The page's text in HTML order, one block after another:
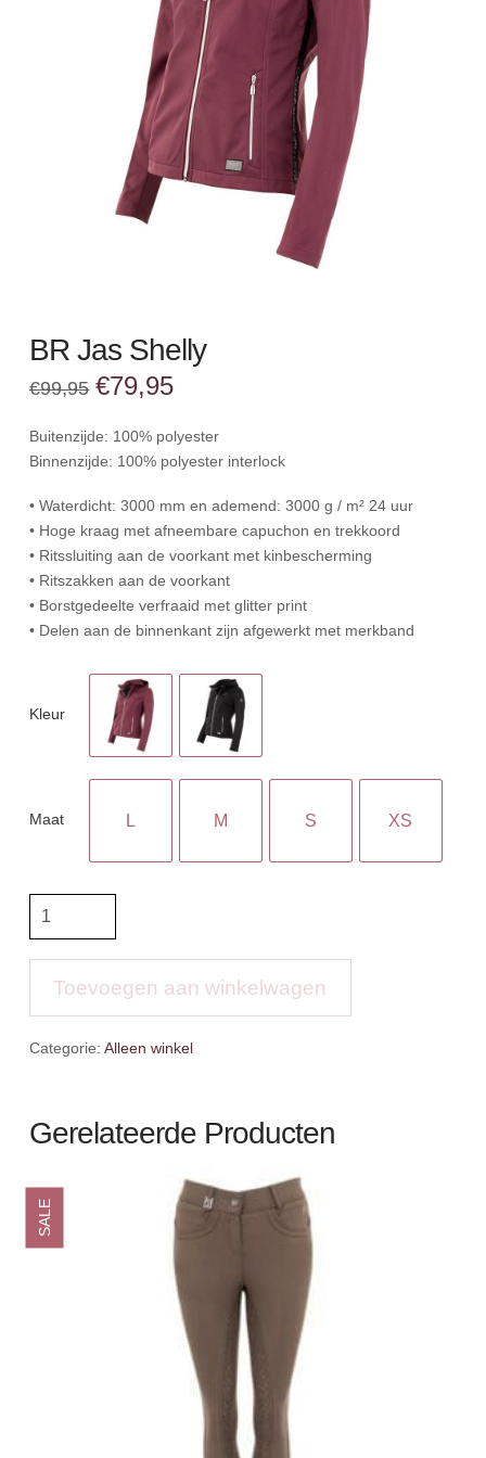
BR Jas Shelly
€99,95 Oorspronkelijke
prijs
€99,95.
€79,95
€79,95.
Buitenzijde: 100% polyester
Binnenzijde: 100% polyester interlock
• Waterdicht: 3000 mm en ademend: 3000 g / m² 24 uur
• Hoge kraag met afneembare capuchon en trekkoord
• Ritssluiting aan de voorkant met kinbescherming
• Ritszakken aan de voorkant
• Borstgedeelte verfraaid met glitter print
• Delen aan de binnenkant zijn afgewerkt met merkband
Kleur
Maat L M S XS
aantalToevoegen aan winkelwagen
Categorie: Alleen winkel
Gerelateerde Producten
SALE